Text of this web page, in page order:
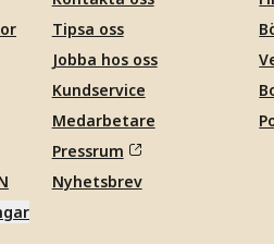
Tipsa oss
Jobba hos oss
Kundservice
Medarbetare
Pressrum
Nyhetsbrev